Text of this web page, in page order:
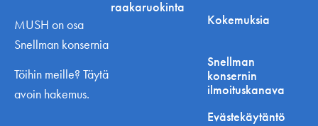
MUSH on osa
Snellman konsernia
Töihin meille? Täytä
avoin hakemus.
raakaruokinta
Kokemuksia
Snellman
konsernin
ilmoituskanava
Evästekäytäntö